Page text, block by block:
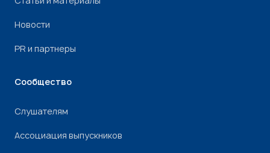
Новости
PR и партнеры
Сообщество
Слушателям
Ассоциация выпускников